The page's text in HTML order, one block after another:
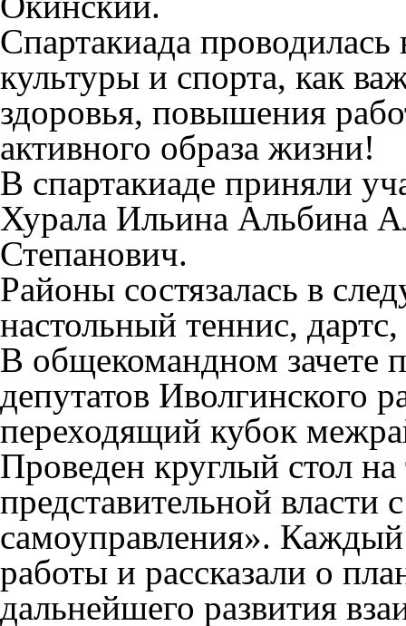
Спартакиада
культуры и спорта, как
здоровья, повышения
активного образа жизни!
В спартакиаде приняли
Хурала Ильина Альбина
Степанович.
Районы состязалась в
настольный теннис, дартс,
В общекомандном зачете
депутатов Иволгинского
переходящий кубок
Проведен круглый стол
представительной власти
самоуправления».
работы и рассказали о
дальнейшего развития